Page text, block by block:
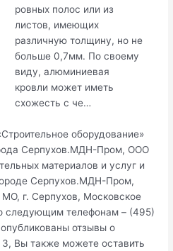
ровных полос или из
листов, имеющих
различную толщину, но не
больше 0,7мм. По своему
виду, алюминиевая
кровли может иметь
схожесть с че…
оборудование»
Серпухов.МДН-Пром, ООО
материалов и услуг и
Серпухов.МДН-Пром,
г. Серпухов, Московское
следующим телефонам – (495)
отзывы о
Вы также можете оставить